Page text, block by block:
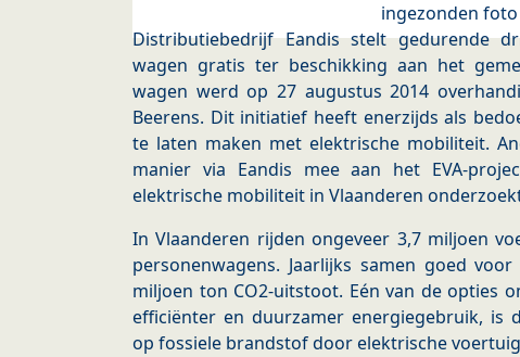
ingezonden foto
Distributiebedrijf Eandis stelt gedurende
wagen gratis ter beschikking aan het
wagen werd op 27 augustus 2014
Beerens. Dit initiatief heeft enerzijds als
te laten maken met elektrische mobiliteit.
manier via Eandis mee aan het EVA-
elektrische mobiliteit in Vlaanderen
In Vlaanderen rijden ongeveer 3,7 miljoen
personenwagens. Jaarlijks samen goed
miljoen ton CO2-uitstoot. Eén van de opties
efficiënter en duurzamer energiegebruik, is
op fossiele brandstof door elektrische